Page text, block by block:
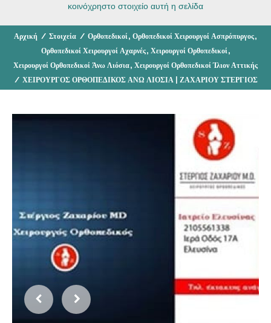
κοινόχρηστο στοιχείο αυτή η σελίδα
Αρχική / Στοιχεία / Ορθοπεδικοί , Ορθοπεδικοί Χειρουργοί Ασπρόπυργος,
Ορθοπεδικοί Χειρουργοί Αχαρνές, Χειρουργοί Ορθοπεδικοί ,
Χειρουργοί Ορθοπεδικοί Άνω Λιόσια, Χειρουργοί Ορθοπεδικοί Ίλιον Αττικής
/ ΧΕΙΡΟΥΡΓΟΣ ΟΡΘΟΠΕΔΙΚΟΣ ΑΝΩ ΛΙΟΣΙΑ | ΖΑΧΑΡΙΟΥ ΣΤΕΡΓΙΟΣ